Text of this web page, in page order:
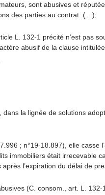
sont abusives et
des parties au contrat. (…);
L. 132-1 précité n’est pas
abusif de la clause
la lignée de solutions
; n°19-18.897), elle casse
immobiliers était irrecevable
l’expiration du délai de
(C. consom., art. L.